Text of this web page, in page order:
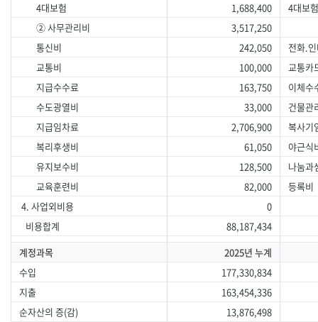
4대보험
1,688,400
4대보
② 사무관리비
3,517,250
통신비
242,050
전화.
교통비
100,000
교통카
지급수수료
163,750
이체수
수도광열비
33,000
건물관
지급임차료
2,706,900
복사기
복리후생비
61,050
야근식
유지보수비
128,500
나눔과
교육훈련비
82,000
등록비
4. 사업외비용
0
비용합계
88,187,434
계정과목
2025년 누계
수입
177,330,834
지출
163,454,336
순자산의 증(감)
13,876,498